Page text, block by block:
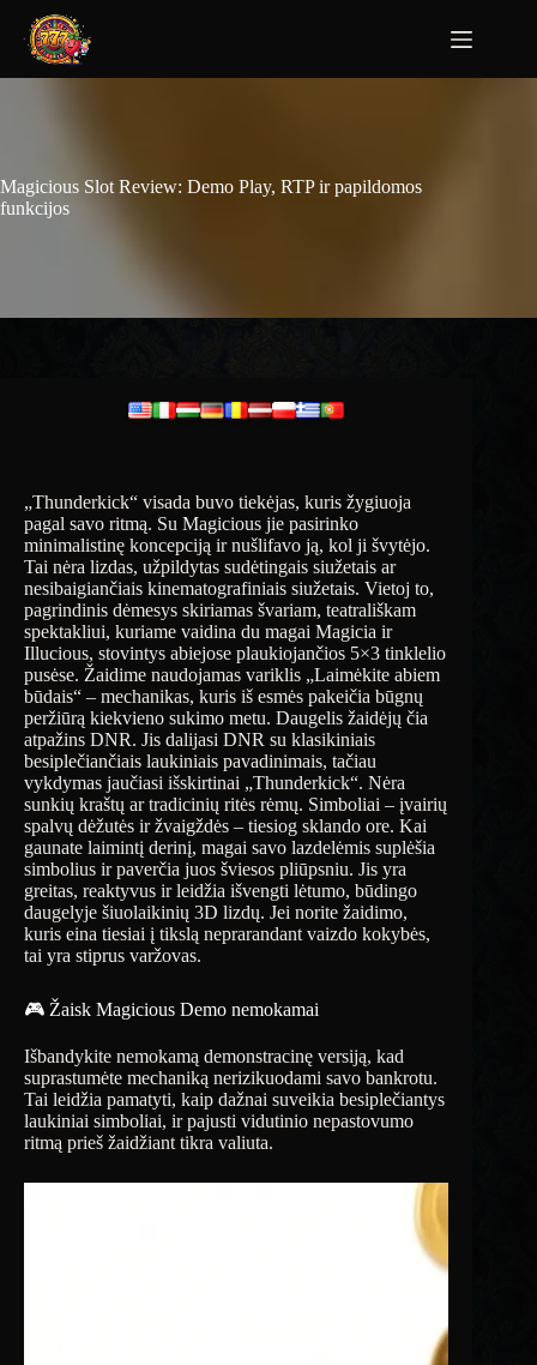
Magicious Slot Review: Demo Play, RTP ir papildomos
funkcijos
„Thunderkick“ visada buvo tiekėjas, kuris žygiuoja
pagal savo ritmą. Su Magicious jie pasirinko
minimalistinę koncepciją ir nušlifavo ją, kol ji švytėjo.
Tai nėra lizdas, užpildytas sudėtingais siužetais ar
nesibaigiančiais kinematografiniais siužetais. Vietoj to,
pagrindinis dėmesys skiriamas švariam, teatrališkam
spektakliui, kuriame vaidina du magai Magicia ir
Illucious, stovintys abiejose plaukiojančios 5×3 tinklelio
pusėse. Žaidime naudojamas variklis „Laimėkite abiem
būdais“ – mechanikas, kuris iš esmės pakeičia būgnų
peržiūrą kiekvieno sukimo metu. Daugelis žaidėjų čia
atpažins DNR. Jis dalijasi DNR su klasikiniais
besiplečiančiais laukiniais pavadinimais, tačiau
vykdymas jaučiasi išskirtinai „Thunderkick“. Nėra
sunkių kraštų ar tradicinių ritės rėmų. Simboliai – įvairių
spalvų dėžutės ir žvaigždės – tiesiog sklando ore. Kai
gaunate laimintį derinį, magai savo lazdelėmis suplėšia
simbolius ir paverčia juos šviesos pliūpsniu. Jis yra
greitas, reaktyvus ir leidžia išvengti lėtumo, būdingo
daugelyje šiuolaikinių 3D lizdų. Jei norite žaidimo,
kuris eina tiesiai į tikslą neprarandant vaizdo kokybės,
tai yra stiprus varžovas.
🎮 Žaisk Magicious Demo nemokamai
Išbandykite nemokamą demonstracinę versiją, kad
suprastumėte mechaniką nerizikuodami savo bankrotu.
Tai leidžia pamatyti, kaip dažnai suveikia besiplečiantys
laukiniai simboliai, ir pajusti vidutinio nepastovumo
ritmą prieš žaidžiant tikra valiuta.